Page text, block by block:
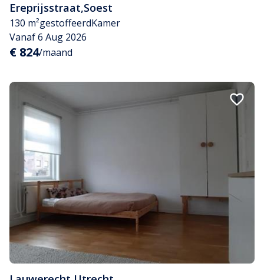
Ereprijsstraat,Soest
130 m²gestoffeerdKamer
Vanaf 6 Aug 2026
€ 824/maand